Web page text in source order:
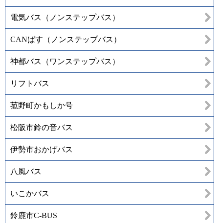
電気バス（ノンステップバス）
CANばす（ノンステップバス）
神都バス（ワンステップバス）
リフトバス
菰野町かもしか号
松阪市鈴の音バス
伊勢市おかげバス
八風バス
いこかバス
鈴鹿市C-BUS